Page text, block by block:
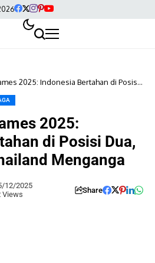
2025: Indonesia Bertahan di Posisi
2025:
di Posisi Dua,
Menganga
12/2025
Views Share